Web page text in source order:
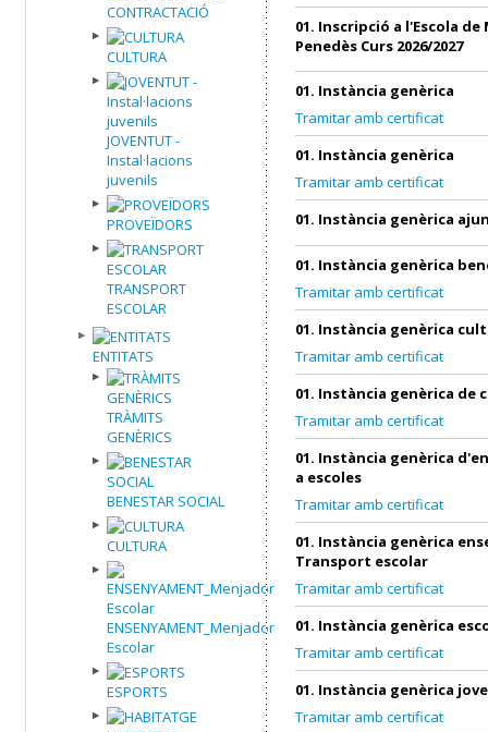
CONTRACTACIÓ
CULTURA
JOVENTUT -
Instal·lacions
juvenils
PROVEÏDORS
TRANSPORT
ESCOLAR
ENTITATS
TRÀMITS
GENÈRICS
BENESTAR SOCIAL
CULTURA
ENSENYAMENT_Menjador
Escolar
ESPORTS
01. Inscripció a l'Escola
Penedès Curs 2026/2027
01. Instància genèrica
Tramitar amb certificat
01. Instància genèrica
Tramitar amb certificat
01. Instància genèrica
01. Instància genèrica
Tramitar amb certificat
01. Instància genèrica
Tramitar amb certificat
01. Instància genèrica de
Tramitar amb certificat
01. Instància genèrica
a escoles
Tramitar amb certificat
01. Instància genèrica
Transport escolar
Tramitar amb certificat
01. Instància genèrica
Tramitar amb certificat
01. Instància genèrica
Tramitar amb certificat